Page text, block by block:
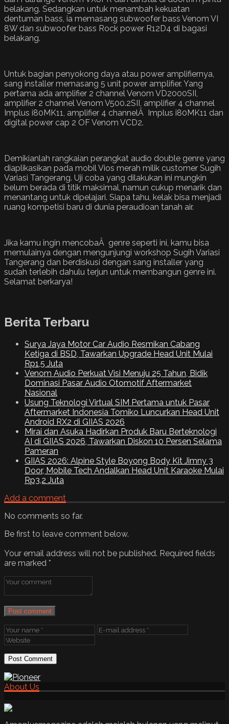
belakang. Sedangkan untuk menambah kekuatan
dentuman bass, ia memasang subwoofer bass Venom VI
8W dan subwoofer bass Rock power R12D4 di bagasi
belakang.
Untuk bagian penyokong daya atau power amplifiernya,
sang installer memasang 5 unit power amplifier. Yang
pertama ada amplifier 2 channel Venom VD2000SII,
amplifier 2 channel Venom V500.2SII, amplifier 4 channel
Implus i80MK11, amplifier 4 channelÂ Implus i80MK11 dan
digital power cap 2 OF Venom VCD2.
Demikianlah rangkaian perangkat audio double genre yang
diaplikasikan pada mobil Vios merah milik customer Sugih
Variasi Tangerang. Uji coba yang dilakukan ini mungkin
belum berada di titik maksimal, namun cukup menarik dan
menantang untuk dipelajari. Siapa tahu, kelak bisa menjadi
ruang kompetisi baru di dunia peraudioan tanah air.
Jika kamu ingin mencobaÂ genre seperti ini, kamu bisa
memulainya dengan mengunjungi workshop Sugih Variasi
Tangerang dan berdiskusi dengan sang installer yang
sudah terlebih dahulu terjun untuk membangun genre ini.
Selamat berkarya!
Berita Terbaru
Surya Jaya Motor Car Audio Resmikan Cabang
Ketiga di BSD, Tawarkan Upgrade Head Unit Mulai
Rp1,5 Juta
Venom Audio Perkuat Visi Menuju 25 Tahun, Bidik
Dominasi Pasar Audio Otomotif Aftermarket
Nasional
Usung Teknologi Virtual SIM Pertama untuk Pasar
Aftermarket Indonesia Tomiko Luncurkan Head Unit
Android RX2 di GIIAS 2026
Mirai dan Asuka Hadirkan Produk Baru Berteknologi
AI di GIIAS 2026, Tawarkan Diskon 10 Persen Selama
Pameran
GIIAS 2026: Alpine Style Boyong Body Kit Jimny 3
Door, Mobile Tech Andalkan Head Unit Karaoke Mulai
Rp3,2 Juta
Add a comment
No comments so far.
Be first to leave comment below.
Your email address will not be published. Required fields
are marked *
Post comment
About Us